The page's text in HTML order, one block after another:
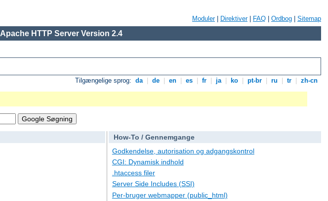
Moduler| Direktiver| FAQ Ordbog Sitemap
Apache HTTP Server Version 2.4
Tilgængelige sprog: da de en es fr ja ko pt-br ru tr zh-cn
How-To / Gennemgange
Godkendelse, autorisation og adgangskontrol
CGI: Dynamisk indhold
.htaccess filer
Server Side Includes (SSI)
Per-bruger webmapper (public_html)